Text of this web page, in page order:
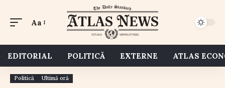
Aa
EDITORIAL POLITICĂ EXTERNE ATLAS
Politică Ultimă oră